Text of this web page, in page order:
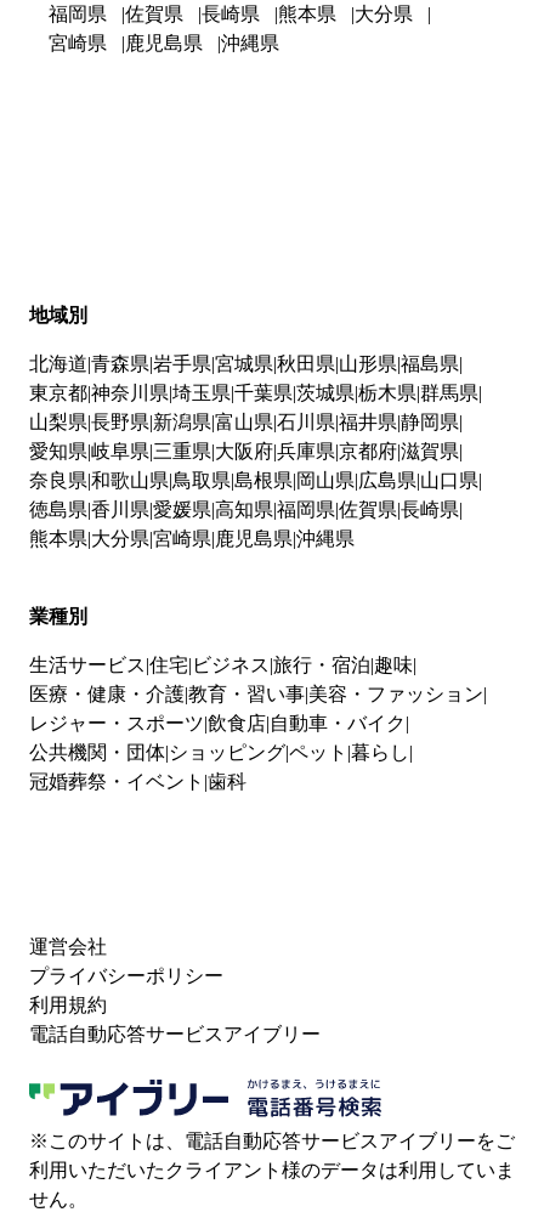
福岡県 佐賀県 長崎県 熊本県
大分県
宮崎県
鹿児島県 沖縄県
地域別
北海道 青森県 岩手県 宮城県 秋田県 山形県 福島県
東京都神奈川県 埼玉県 千葉県 茨城県 栃木県 群馬県
山梨県 長野県 新潟県 富山県 石川県 福井県 静岡県
愛知県 岐阜県 三重県 大阪府兵庫県 京都府滋賀県
奈良県 和歌山県 鳥取県 島根県 岡山県 広島県 山口県
徳島県 香川県 愛媛県 高知県 福岡県 佐賀県 長崎県
熊本県 大分県 宮崎県 鹿児島県 沖縄県
業種別
生活サービス 住宅 ビジネス 旅行・宿泊 趣味
医療・健康・介護教育・習い事 美容・ファッション
レジャー・スポーツ 飲食店 自動車・バイク
公共機関・団体 ショッピングペット 暮らし
冠婚葬祭・イベント 歯科
運営会社
プライバシーポリシー
利用規約
電話自動応答サービスアイブリー
※このサイトは、電話自動応答サービスアイブリーをご
利用いただいたクライアント様のデータは利用していま
せん。